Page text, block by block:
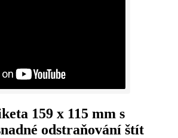
159 x 115 mm s
odstraňování štít